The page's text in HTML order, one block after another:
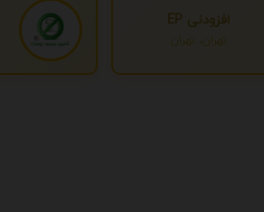
افزودنی EP
تهران، تهران